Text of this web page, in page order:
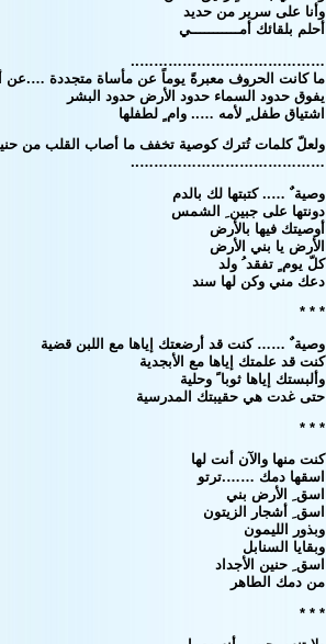
وأنا على سرير من حديد
أحلم بلقائك أمـــــــــــي
…………………………………..
ما كانت الحروف معبرةً يوماً عن مأساة متجددة
يفوق حدود السماء حدود الأرض حدود البشر
اشتياق طفل ٍ لأمه ….. وام ٍ لطفلها
ولعلّ كلمات تُترك كوصية تخفف ما أصاب القلب من
…………………………………..
وصية ٌ ….. كتبتها لك بالدم
دونتها على جبين ِ الشمس
أوصيتك فيها بالأرض
الأرض يا بني الأرض
كلّ يوم ٍ تفقد ُ ولد
دعك مني وكن لها سند
* * *
وصية ٌ …… كنت قد أرضعتك إياها مع اللبن قضية
كنت قد علمتك إياها مع الأبجدية
وألبستك إياها ثوبا ً وحلية
حتى غدت هي حقيبتك المدرسية
* * *
كنت منها والآن أنت لها
اسقها دمك …….ترتو
اسق ِ الأرض بني
اسق ِ أشجار الزيتون
وبذور الليمون
وبقايا السنابل
اسق ِ حنين الأجداد
من دمك الطاهر
* * *